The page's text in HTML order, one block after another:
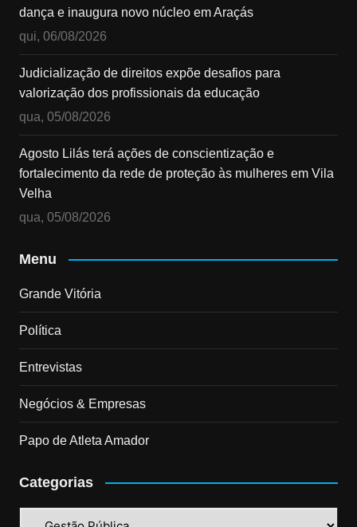
dança e inaugura novo núcleo em Araçás
qui, 06/08/2026
Judicialização de direitos expõe desafios para
valorização dos profissionais da educação
qua, 05/08/2026
Agosto Lilás terá ações de conscientização e
fortalecimento da rede de proteção às mulheres em Vila
Velha
qua, 05/08/2026
Menu
Grande Vitória
Política
Entrevistas
Negócios & Empresas
Papo de Atleta Amador
Categorias